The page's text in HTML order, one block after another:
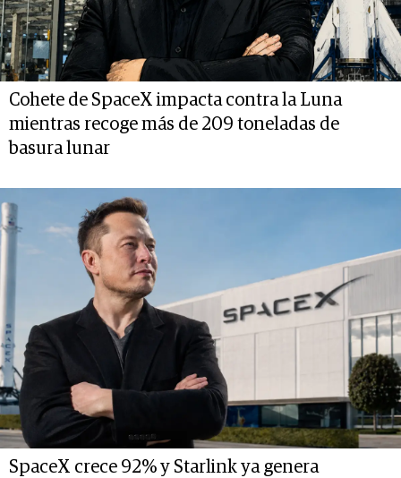
Cohete de SpaceX impacta contra la Luna
mientras recoge más de 209 toneladas de
basura lunar
SpaceX crece 92% y Starlink ya genera